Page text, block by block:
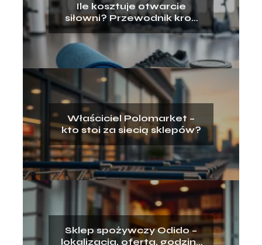
Ile kosztuje otwarcie
siłowni? Przewodnik krok
po kroku
Właściciel Polomarket –
kto stoi za siecią sklepów?
Sklep spożywczy Odido –
lokalizacja, oferta, godziny